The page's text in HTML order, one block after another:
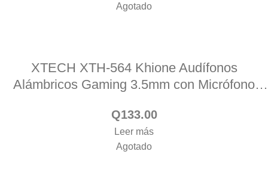
Agotado
XTECH XTH-564 Khione Audífonos
Alámbricos Gaming 3.5mm con Micrófono
Q133.00
Leer más
Agotado